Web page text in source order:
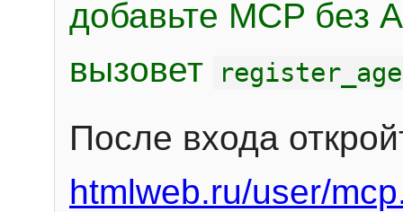
добавьте MCP без
вызовет
После входа
htmlweb.ru/user/